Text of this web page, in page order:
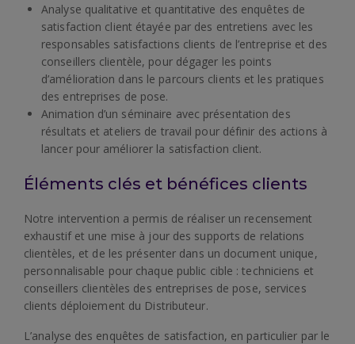
Analyse qualitative et quantitative des enquêtes de
satisfaction client étayée par des entretiens avec les
responsables satisfactions clients de l’entreprise et des
conseillers clientèle, pour dégager les points
d’amélioration dans le parcours clients et les pratiques
des entreprises de pose.
Animation d’un séminaire avec présentation des
résultats et ateliers de travail pour définir des actions à
lancer pour améliorer la satisfaction client.
Éléments clés et bénéfices clients
Notre intervention a permis de réaliser un recensement
exhaustif et une mise à jour des supports de relations
clientèles, et de les présenter dans un document unique,
personnalisable pour chaque public cible : techniciens et
conseillers clientèles des entreprises de pose, services
clients déploiement du Distributeur.
L’analyse des enquêtes de satisfaction, en particulier par le